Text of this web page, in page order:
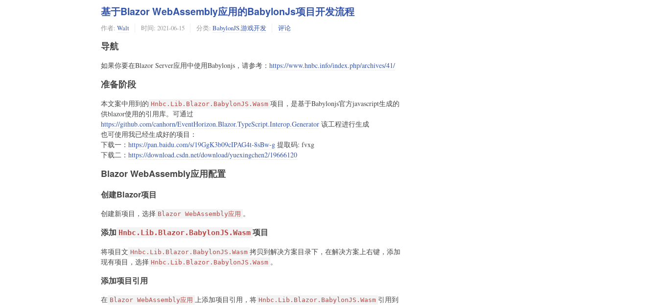
            await Mesh.CreateSphere("sphere1",50,2, scene);
            await camera.attachControl(false);
            await engine.runRenderLoop(new ActionCallback(
                        ));
            _engine = engine;
        }
        public async ValueTask RunAnimation(string name)
        {
            if (_runningAnimation != null)
            {
                _runningAnimation = null;
            {
                _runningAnimation = _animationMap[name];
        }
    }
}
基于Blazor WebAssembly应用的BabylonJs项目开发流程
作者: Walt 时间: 2021-06-15 分类: BabylonJS,游戏开发 评论
导航
如果你要在Blazor Server应用中使用Babylonjs，请参考： https://www.hnbc.info/index.php/archives/41/
准备阶段
本文案中用到的 Hnbc.Lib.Blazor.BabylonJS.Wasm 项目，是基于Babylonjs官方javascript生成的
供blazor使用的引用库。可通过
https://github.com/canhorn/EventHorizon.Blazor.TypeScript.Interop.Generator 该工程进行生成
也可使用我已经生成好的项目：
下载一： https://pan.baidu.com/s/19GgK3b09cIPAG4t-8sBw-g 提取码: fvxg
下载二： https://download.csdn.net/download/yuexingchen2/19666120
Blazor WebAssembly应用配置
创建Blazor项目
创建新项目，选择 Blazor WebAssembly应用 。
添加 Hnbc.Lib.Blazor.BabylonJS.Wasm 项目
将项目文 Hnbc.Lib.Blazor.BabylonJS.Wasm 拷贝到解决方案目录下，在解决方案上右键，添加
现有项目，选择 Hnbc.Lib.Blazor.BabylonJS.Wasm 。
添加项目引用
在 Blazor WebAssembly应用 上添加项目引用，将 Hnbc.Lib.Blazor.BabylonJS.Wasm 引用到